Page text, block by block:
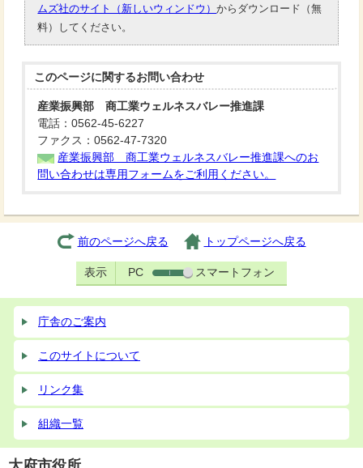
ムズ社のサイト（新しいウィンドウ）からダウンロード（無
料）してください。
このページに関するお問い合わせ
産業振興部 商工業ウェルネスバレー推進課
電話：0562-45-6227
ファクス：0562-47-7320
産業振興部 商工業ウェルネスバレー推進課へのお
問い合わせは専用フォームをご利用ください。
前のページへ戻る トップページへ戻る
表示 PC スマートフォン
庁舎のご案内
このサイトについて
リンク集
組織一覧